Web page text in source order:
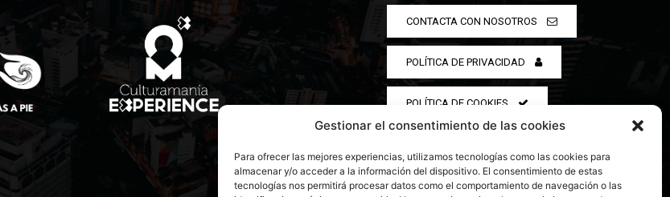
Gestionar el consentimiento de las cookies
Para ofrecer las mejores experiencias, utilizamos tecnologías como las cookies para
almacenar y/o acceder a la información del dispositivo. El consentimiento de estas
tecnologías nos permitirá procesar datos como el comportamiento de navegación o las
CONTACTA CON NOSOTROS
POLÍTICA DE PRIVACIDAD
POLÍTICA DE COOKIES